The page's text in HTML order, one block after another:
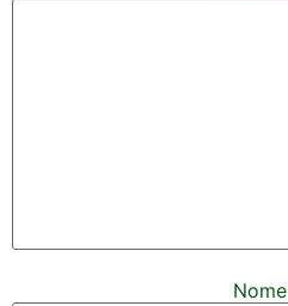
Nome